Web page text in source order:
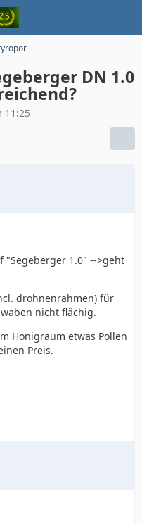
DN 1.0
11:25
"Segeberger 1.0" -->geht
drohnenrahmen) für
nicht flächig.
Honigraum etwas Pollen
Preis.